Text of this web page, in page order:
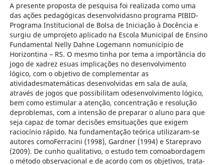
A presente proposta de pesquisa foi realizada como uma
das ações pedagógicas desenvolvidasno programa PIBID-
Programa Institucional de Bolsa de Iniciação à Docência e
surgiu de umprojeto aplicado na Escola Municipal de Ensino
Fundamental Nelly Dahne Logemann nomunicípio de
Horizontina – RS. O mesmo tinha por tema a importância do
jogo de xadrez esuas implicações no desenvolvimento
lógico, com o objetivo de complementar as
atividadesmatemáticas desenvolvidas em sala de aula,
através de jogos que possibilitam odesenvolvimento lógico,
bem como estimular a atenção, concentração e resolução
deproblemas, com a intensão de preparar o aluno para que
seja capaz de tomar decisões emsituações que exigem
raciocínio rápido. Na fundamentação teórica utilizaram-se
autores comoFerracini (1998), Gardner (1994) e Starepravo
(2009). De cunho qualitativo, o estudo tem comoabordagem
o método observacional e de acordo com os objetivos, trata-